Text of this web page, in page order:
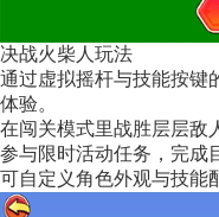
决战火柴人玩法
通过虚拟摇杆与技能按键
体验。
在闯关模式里战胜层层敌
参与限时活动任务，完成
可自定义角色外观与技能